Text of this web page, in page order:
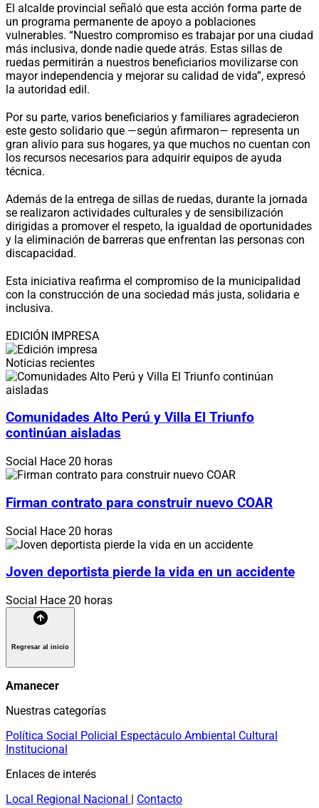
El alcalde provincial señaló que esta acción forma parte de
un programa permanente de apoyo a poblaciones
vulnerables. “Nuestro compromiso es trabajar por una ciudad
más inclusiva, donde nadie quede atrás. Estas sillas de
ruedas permitirán a nuestros beneficiarios movilizarse con
mayor independencia y mejorar su calidad de vida”, expresó
la autoridad edil.
Por su parte, varios beneficiarios y familiares agradecieron
este gesto solidario que —según afirmaron— representa un
gran alivio para sus hogares, ya que muchos no cuentan con
los recursos necesarios para adquirir equipos de ayuda
técnica.
Además de la entrega de sillas de ruedas, durante la jornada
se realizaron actividades culturales y de sensibilización
dirigidas a promover el respeto, la igualdad de oportunidades
y la eliminación de barreras que enfrentan las personas con
discapacidad.
Esta iniciativa reafirma el compromiso de la municipalidad
con la construcción de una sociedad más justa, solidaria e
inclusiva.
EDICIÓN IMPRESA
Noticias recientes
Comunidades Alto Perú y Villa El Triunfo
continúan aisladas
Social Hace 20 horas
Firman contrato para construir nuevo COAR
Social Hace 20 horas
Joven deportista pierde la vida en un accidente
Social Hace 20 horas
Regresar al inicio
Amanecer
Nuestras categorías
Política Social Policial Espectáculo Ambiental Cultural
Institucional
Enlaces de interés
Local Regional Nacional | Contacto